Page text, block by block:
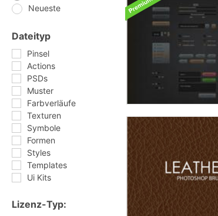
Neueste
Dateityp
Pinsel
Actions
PSDs
Muster
Farbverläufe
Texturen
Symbole
Formen
Styles
Templates
Ui Kits
Lizenz-Typ: